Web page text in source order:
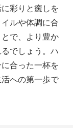
彩りと癒しを
ルや体調に合
で、より豊か
でしょう。ハ
合った一杯を
への第一歩で